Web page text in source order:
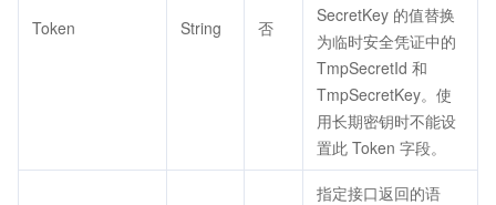
Token String 否
SecretKey 的值替换
为临时安全凭证中的
TmpSecretId 和
TmpSecretKey。使
用长期密钥时不能设
置此 Token 字段。
指定接口返回的语